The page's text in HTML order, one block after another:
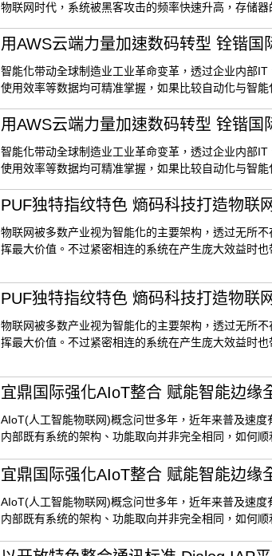
物联网时代，系统被黑客攻击的频率快速升高，存储
用AWS云端力量加速数码转型 铨锴国
智能化带动全球制造业工业革命变革，透过企业内部
使用效率等数据均可精准掌握，如果比较自动化与智
用AWS云端力量加速数码转型 铨锴国
智能化带动全球制造业工业革命变革，透过企业内部
使用效率等数据均可精准掌握，如果比较自动化与智
PUF独特指纹特色 熵码科技打造物联
物联网被多数产业视为智能化的主要架构，透过无所
挥最大价值。不过紧密相连的系统在产生庞大效益时也
PUF独特指纹特色 熵码科技打造物联
物联网被多数产业视为智能化的主要架构，透过无所
挥最大价值。不过紧密相连的系统在产生庞大效益时
宜鼎国际强化AIoT整合 赋能智能边缘
AIoT(人工智能物联网)概念问世多年，近年来普及速
内部既有系统的架构、功能取向并非完全相同，如何顺
宜鼎国际强化AIoT整合 赋能智能边缘
AIoT(人工智能物联网)概念问世多年，近年来普及速
内部既有系统的架构、功能取向并非完全相同，如何顺